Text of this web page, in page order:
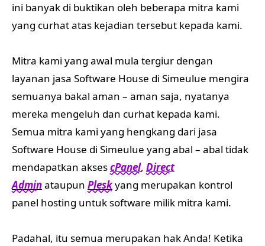
ini banyak di buktikan oleh beberapa mitra kami
yang curhat atas kejadian tersebut kepada kami.
Mitra kami yang awal mula tergiur dengan
layanan jasa Software House di Simeulue mengira
semuanya bakal aman – aman saja, nyatanya
mereka mengeluh dan curhat kepada kami.
Semua mitra kami yang hengkang dari jasa
Software House di Simeulue yang abal – abal tidak
mendapatkan aksescPanel, Direct
Adminataupun Pleskyang merupakan kontrol
panel hosting untuk software milik mitra kami.
Padahal, itu semua merupakan hak Anda! Ketika